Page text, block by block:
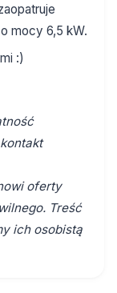
mocy 6,5 kW.
:)
oferty
Treść
ich osobistą